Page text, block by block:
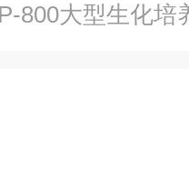
800大型生化培